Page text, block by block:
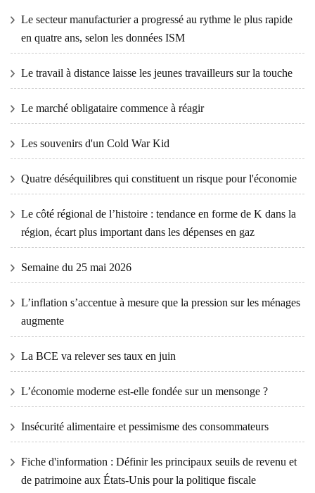
Le secteur manufacturier a progressé au rythme le plus rapide
en quatre ans, selon les données ISM
Le travail à distance laisse les jeunes travailleurs sur la touche
Le marché obligataire commence à réagir
Les souvenirs d'un Cold War Kid
Quatre déséquilibres qui constituent un risque pour l'économie
Le côté régional de l’histoire : tendance en forme de K dans la
région, écart plus important dans les dépenses en gaz
Semaine du 25 mai 2026
L’inflation s’accentue à mesure que la pression sur les ménages
augmente
La BCE va relever ses taux en juin
L’économie moderne est-elle fondée sur un mensonge ?
Insécurité alimentaire et pessimisme des consommateurs
Fiche d'information : Définir les principaux seuils de revenu et
de patrimoine aux États-Unis pour la politique fiscale